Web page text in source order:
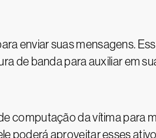
enviar suas mensagens.
de banda para auxiliar em
computação da vítima para
poderá aproveitar esses